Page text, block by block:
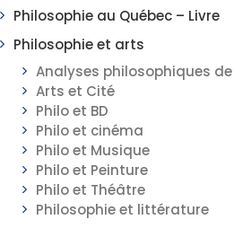
Philosophie au Québec – Livre
Philosophie et arts
Analyses philosophiques
Arts et Cité
Philo et BD
Philo et cinéma
Philo et Musique
Philo et Peinture
Philo et Théâtre
Philosophie et littérature